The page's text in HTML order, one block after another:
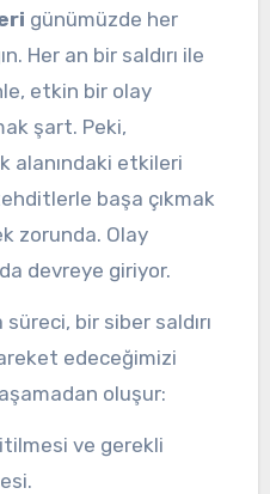
günümüzde her
Her an bir saldırı ile
etkin bir olay
şart. Peki,
alanındaki etkileri
başa çıkmak
zorunda. Olay
devreye giriyor.
bir siber saldırı
edeceğimizi
oluşur:
ve gerekli